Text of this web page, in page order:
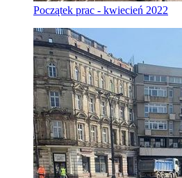
Początek prac - kwiecień 2022